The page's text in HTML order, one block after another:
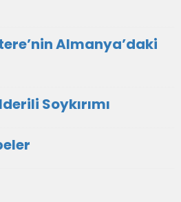
Almanya’daki
Soykırımı